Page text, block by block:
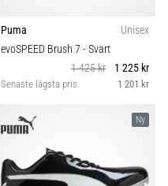
Puma
Unisex
evoSPEED Brush 7 - Svart
1 425 kr
1 225 kr
Senaste lägsta pris 1 201 kr
Ny